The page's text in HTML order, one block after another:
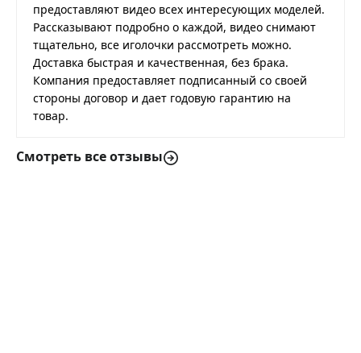
предоставляют видео всех интересующих моделей.
Рассказывают подробно о каждой, видео снимают
тщательно, все иголочки рассмотреть можно.
Доставка быстрая и качественная, без брака.
Компания предоставляет подписанный со своей
стороны договор и дает годовую гарантию на
товар.
Смотреть все отзывы